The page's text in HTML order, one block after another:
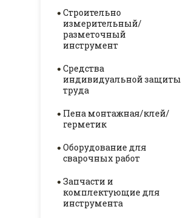
Строительно
измерительный/
разметочный
инструмент
Средства
индивидуальной защиты
труда
Пена монтажная/клей/
герметик
Оборудование для
сварочных работ
Запчасти и
комплектующие для
инструмента